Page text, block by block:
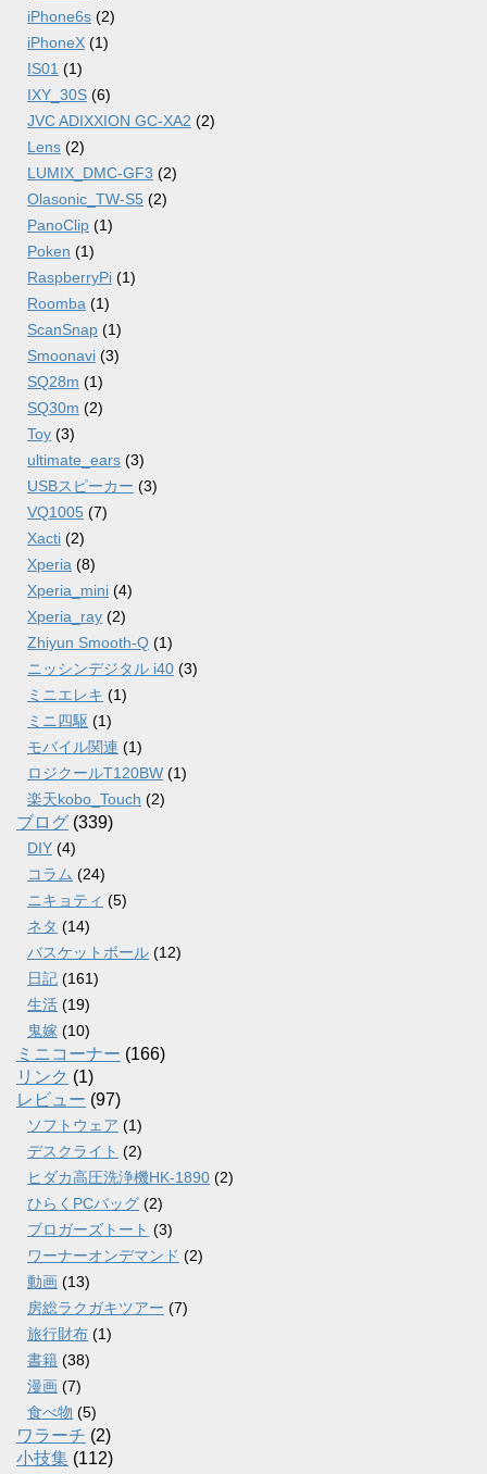
iPhone6s (2)
iPhoneX (1)
IS01 (1)
IXY_30S (6)
JVC ADIXXION GC-XA2 (2)
Lens (2)
LUMIX_DMC-GF3 (2)
Olasonic_TW-S5 (2)
PanoClip (1)
Poken (1)
RaspberryPi (1)
Roomba (1)
ScanSnap (1)
Smoonavi (3)
SQ28m (1)
SQ30m (2)
Toy (3)
ultimate_ears (3)
USBスピーカー (3)
VQ1005 (7)
Xacti (2)
Xperia (8)
Xperia_mini (4)
Xperia_ray (2)
Zhiyun Smooth-Q (1)
ニッシンデジタル i40 (3)
ミニエレキ (1)
ミニ四駆 (1)
モバイル関連 (1)
ロジクールT120BW (1)
楽天kobo_Touch (2)
ブログ (339)
DIY (4)
コラム (24)
ニキョティ (5)
ネタ (14)
バスケットボール (12)
日記 (161)
生活 (19)
鬼嫁 (10)
ミニコーナー (166)
リンク (1)
レビュー (97)
ソフトウェア (1)
デスクライト (2)
ヒダカ高圧洗浄機HK-1890 (2)
ひらくPCバッグ (2)
ブロガーズトート (3)
ワーナーオンデマンド (2)
動画 (13)
房総ラクガキツアー (7)
旅行財布 (1)
書籍 (38)
漫画 (7)
食べ物 (5)
ワラーチ (2)
小技集 (112)